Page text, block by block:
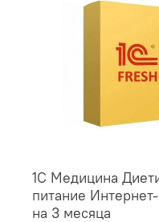
1С Медицина
питание
на 3 месяца